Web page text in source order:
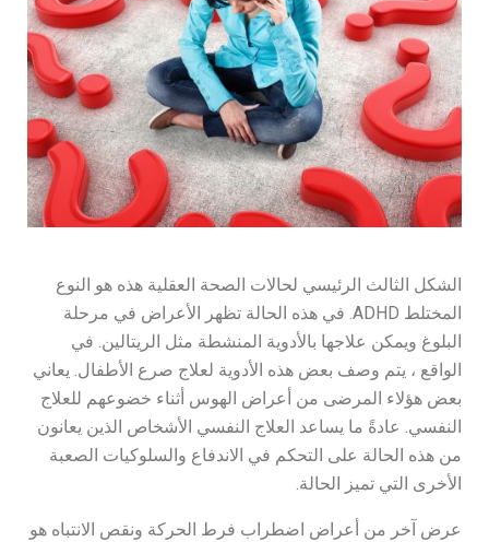
الشكل الثالث الرئيسي لحالات الصحة العقلية هذه هو النوع
المختلط ADHD. في هذه الحالة تظهر الأعراض في مرحلة
البلوغ ويمكن علاجها بالأدوية المنشطة مثل الريتالين. في
الواقع ، يتم وصف بعض هذه الأدوية لعلاج صرع الأطفال. يعاني
بعض هؤلاء المرضى من أعراض الهوس أثناء خضوعهم للعلاج
النفسي. عادةً ما يساعد العلاج النفسي الأشخاص الذين يعانون
من هذه الحالة على التحكم في الاندفاع والسلوكيات الصعبة
الأخرى التي تميز الحالة.
عرض آخر من أعراض اضطراب فرط الحركة ونقص الانتباه هو